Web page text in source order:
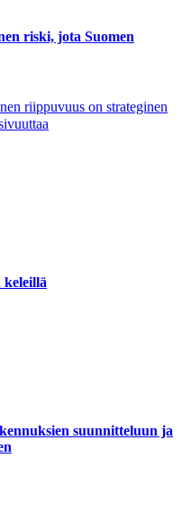
riski, jota Suomen
riippuvuus on strateginen
keleillä
suunnitteluun ja